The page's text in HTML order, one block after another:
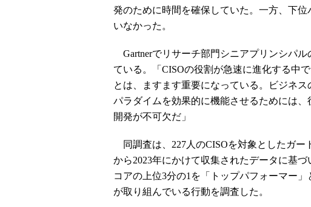
発のために時間を確保していた。一方、下
いなかった。
Gartnerでリサーチ部門シニアプリンシパ
ている。「CISOの役割が急速に進化する中
とは、ますます重要になっている。ビジネ
パラダイムを効果的に機能させるためには
開発が不可欠だ」
同調査は、227人のCISOを対象としたガー
から2023年にかけて収集されたデータに基
コアの上位3分の1を「トップパフォーマー
が取り組んでいる行動を調査した。